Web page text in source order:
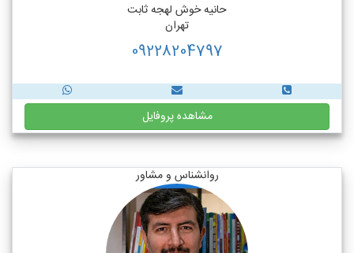
حانیه خوش لهجه ثابت
تهران
09228204797
مشاهده پروفایل
روانشناس و مشاور